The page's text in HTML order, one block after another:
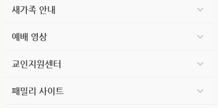
새가족 안내
예배 영상
교인지원센터
패밀리 사이트